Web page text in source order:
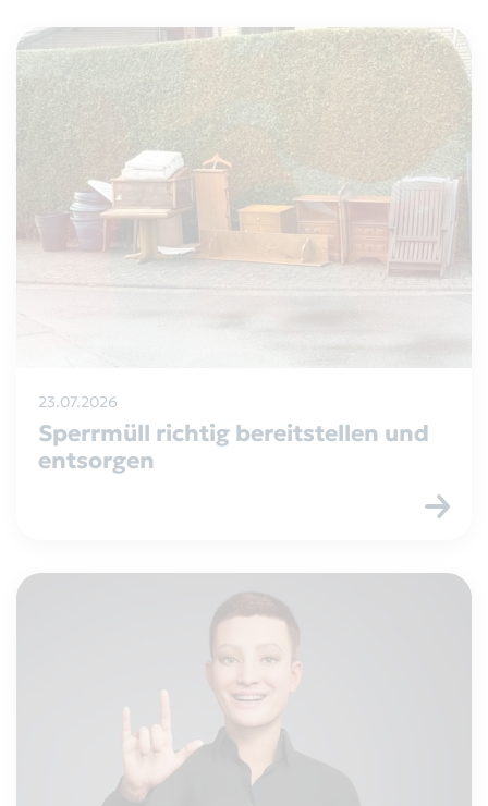
Behälterbestellung
Sperrmüll/Elektroschrott
Gewerbeabfälle
Leerungsdaten
Wertstoffhöfe
Altglas-Container
Grünschnitt-Container
Schadstoffmobil
Sackausgabestellen
Entsorgungszentren
Aktuelles
Bekanntmachungen
Gremien
Der Zweckverband
RegioEntsorgung AöR
23.07.2026
Sperrmüll richtig bereitstellen und
entsorgen